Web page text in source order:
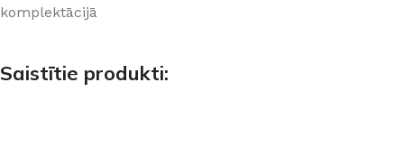
komplektācijā
Saistītie produkti: